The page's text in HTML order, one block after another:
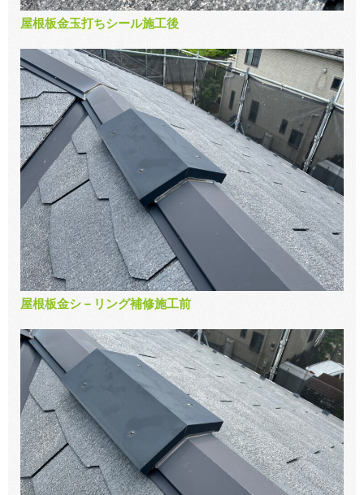
屋根板金玉打ちシール施工後
屋根板金シ－リング補修施工前